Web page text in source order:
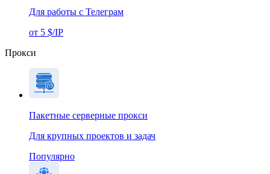
Для работы с Телеграм
от 5 $/IP
Прокси
Пакетные серверные прокси
Для крупных проектов и задач
Популярно